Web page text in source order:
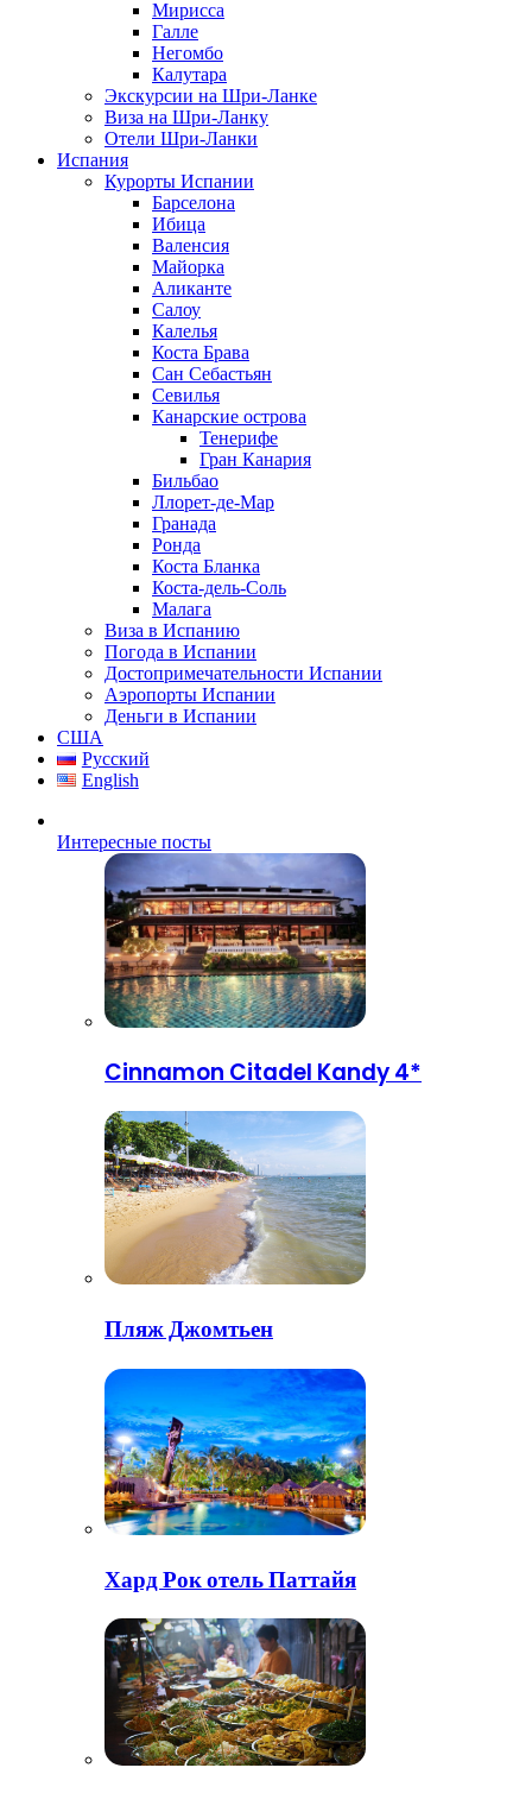
Мирисса
Галле
Негомбо
Калутара
Экскурсии на Шри-Ланке
Виза на Шри-Ланку
Отели Шри-Ланки
Испания
Курорты Испании
Барселона
Ибица
Валенсия
Майорка
Аликанте
Салоу
Калелья
Коста Брава
Сан Себастьян
Севилья
Канарские острова
Тенерифе
Гран Канария
Бильбао
Ллорет-де-Мар
Гранада
Ронда
Коста Бланка
Коста-дель-Соль
Малага
Виза в Испанию
Погода в Испании
Достопримечательности Испании
Аэропорты Испании
Деньги в Испании
США
Русский
English
Интересные посты
Cinnamon Citadel Kandy 4*
Пляж Джомтьен
Хард Рок отель Паттайя